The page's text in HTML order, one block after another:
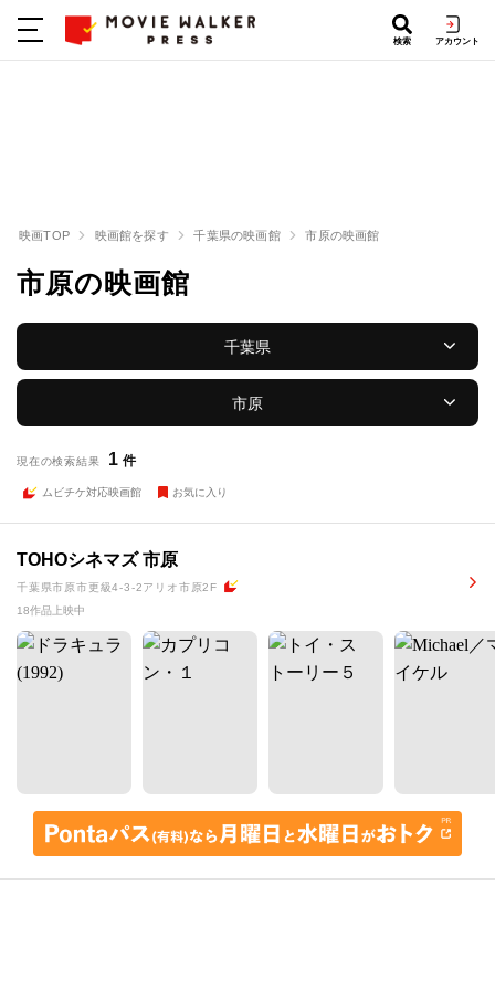
検索 アカウント
映画TOP 映画館を探す 千葉県の映画館 市原の映画館
市原の映画館
千葉県
市原
現在の検索結果 1 件
ムビチケ対応映画館 お気に入り
TOHOシネマズ 市原
千葉県市原市更級4-3-2アリオ市原2F
18作品上映中